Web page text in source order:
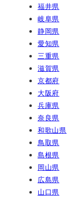
福井県
岐阜県
静岡県
愛知県
三重県
滋賀県
京都府
大阪府
兵庫県
奈良県
和歌山県
鳥取県
島根県
岡山県
広島県
山口県